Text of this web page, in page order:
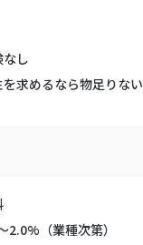
し
求めるなら物足りない
2.0%（業種次第）